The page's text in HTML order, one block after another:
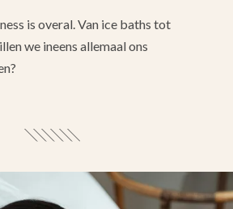
is overal. Van ice baths tot
we ineens allemaal ons